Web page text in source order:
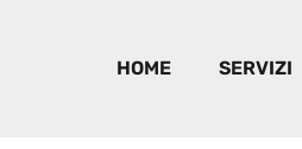
HOME SERVIZI